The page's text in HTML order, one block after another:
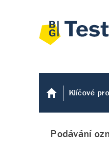
Klíčové
Podávání